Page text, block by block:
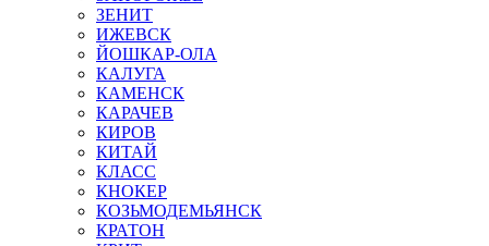
ЗЕНИТ
ИЖЕВСК
ЙОШКАР-ОЛА
КАЛУГА
КАМЕНСК
КАРАЧЕВ
КИРОВ
КИТАЙ
КЛАСС
КНОКЕР
КОЗЬМОДЕМЬЯНСК
КРАТОН